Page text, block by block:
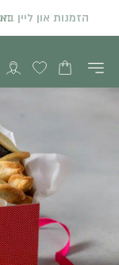
הזמנות און ליין